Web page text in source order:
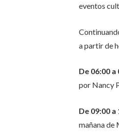
eventos
a partir de
De 06:00 a
por Nancy
De 09:00
mañana de